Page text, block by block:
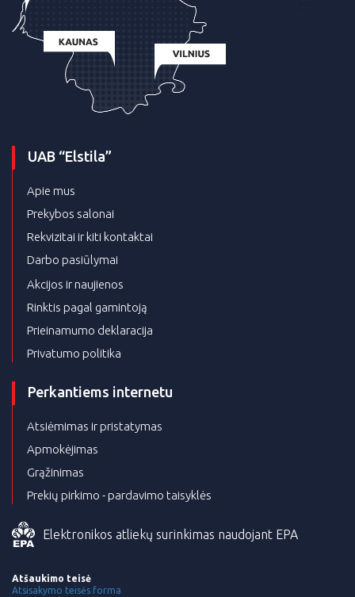
UAB “Elstila”
Apie mus
Prekybos salonai
Rekvizitai ir kiti kontaktai
Darbo pasiūlymai
Akcijos ir naujienos
Rinktis pagal gamintoją
Prieinamumo deklaracija
Privatumo politika
Perkantiems internetu
Atsiėmimas ir pristatymas
Apmokėjimas
Grąžinimas
Prekių pirkimo - pardavimo taisyklės
Elektronikos atliekų surinkimas naudojant EPA
Atšaukimo teisė
Atsisakymo teisės forma